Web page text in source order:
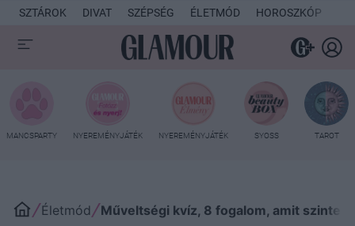
SZTÁROK DIVAT SZÉPSÉG ÉLETMÓD HOROSZKÓP
MANCSPARTY NYEREMÉNYJÁTÉK NYEREMÉNYJÁTÉK SYOSS TAROT
Életmód Műveltségi kvíz, 8 fogalom, amit szinte